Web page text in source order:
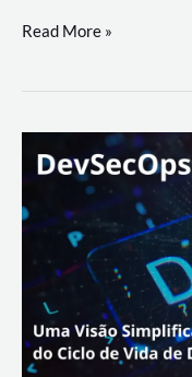
workflows
teste
palyer
Lance
Rural
Read More »